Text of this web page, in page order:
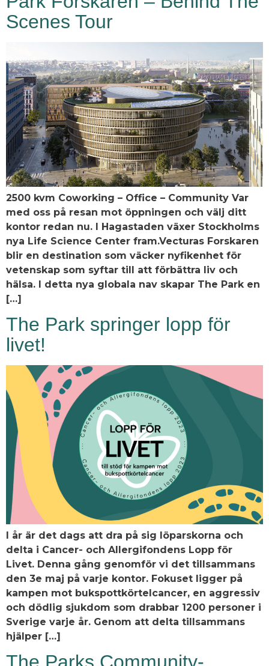
Scenes Tour
2500 kvm Coworking – Office – Community Var
med oss på resan mot öppningen och välj ditt
kontor redan nu. I Hagastaden växer Stockholms
nya Life Science Center fram.Vecturas Forskaren
blir en destination som väcker nyfikenhet för
vetenskap som syftar till att förbättra liv och
hälsa. I detta nya globala nav skapar The Park en
[…]
The Park springer lopp för
livet!
I år är det dags att dra på sig löparskorna och
delta i Cancer- och Allergifondens Lopp för
Livet. Denna gång genomför vi det tillsammans
den 3e maj på varje kontor. Fokuset ligger på
kampen mot bukspottkörtelcancer, en aggressiv
och dödlig sjukdom som drabbar 1200 personer i
Sverige varje år. Genom att delta tillsammans
hjälper […]